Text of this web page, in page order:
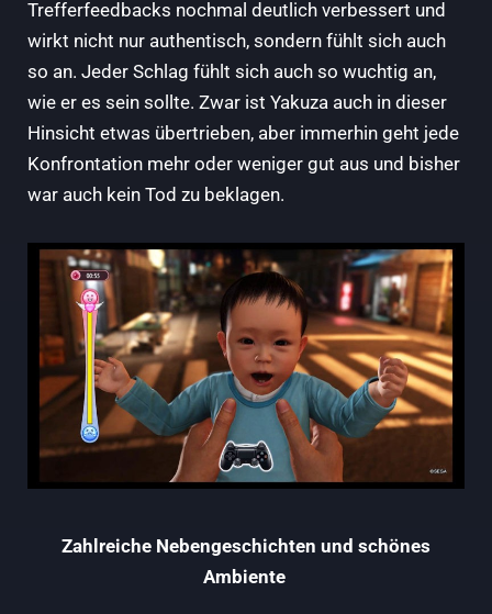
Trefferfeedbacks nochmal deutlich verbessert und
wirkt nicht nur authentisch, sondern fühlt sich auch
so an. Jeder Schlag fühlt sich auch so wuchtig an,
wie er es sein sollte. Zwar ist Yakuza auch in dieser
Hinsicht etwas übertrieben, aber immerhin geht jede
Konfrontation mehr oder weniger gut aus und bisher
war auch kein Tod zu beklagen.
Zahlreiche Nebengeschichten und schönes
Ambiente